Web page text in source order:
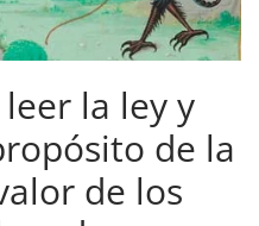
la ley y
de la
de los